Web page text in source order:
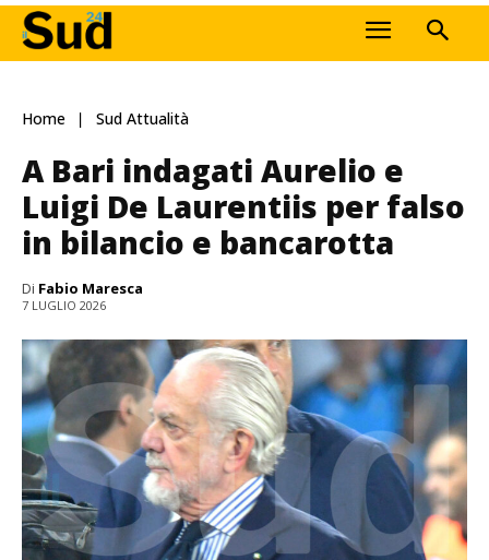
Home Sud Attualità
A Bari indagati Aurelio e
Luigi De Laurentiis per falso
in bilancio e bancarotta
Di Fabio Maresca
7 LUGLIO 2026